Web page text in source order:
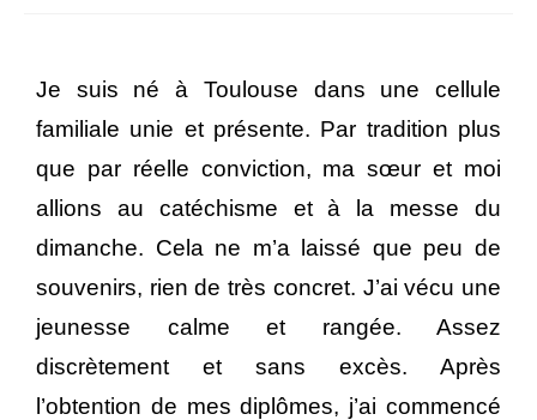
Je suis né à Toulouse dans une cellule
familiale unie et présente. Par tradition plus
que par réelle conviction, ma sœur et moi
allions au catéchisme et à la messe du
dimanche. Cela ne m’a laissé que peu de
souvenirs, rien de très concret. J’ai vécu une
jeunesse calme et rangée. Assez
discrètement et sans excès. Après
l’obtention de mes diplômes, j’ai commencé